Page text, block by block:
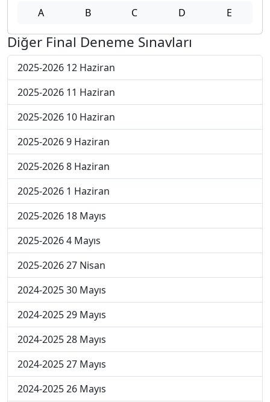
A B C D E
Diğer Final Deneme Sınavları
2025-2026 12 Haziran
2025-2026 11 Haziran
2025-2026 10 Haziran
2025-2026 9 Haziran
2025-2026 8 Haziran
2025-2026 1 Haziran
2025-2026 18 Mayıs
2025-2026 4 Mayıs
2025-2026 27 Nisan
2024-2025 30 Mayıs
2024-2025 29 Mayıs
2024-2025 28 Mayıs
2024-2025 27 Mayıs
2024-2025 26 Mayıs